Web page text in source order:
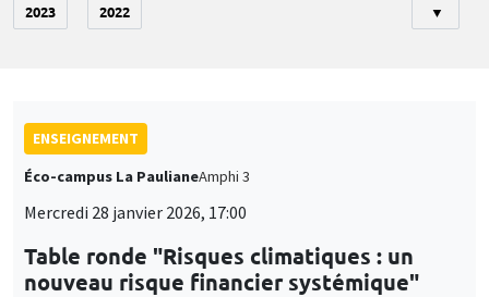
2023 2022 ▼
ENSEIGNEMENT
Éco-campus La PaulianeAmphi 3
Mercredi 28 janvier 2026, 17:00
Table ronde "Risques climatiques : un
nouveau risque financier systémique"